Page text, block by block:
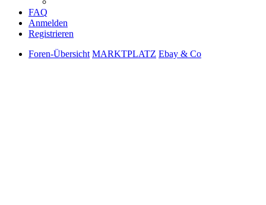
FAQ
Anmelden
Registrieren
Foren-Übersicht MARKTPLATZ Ebay & Co